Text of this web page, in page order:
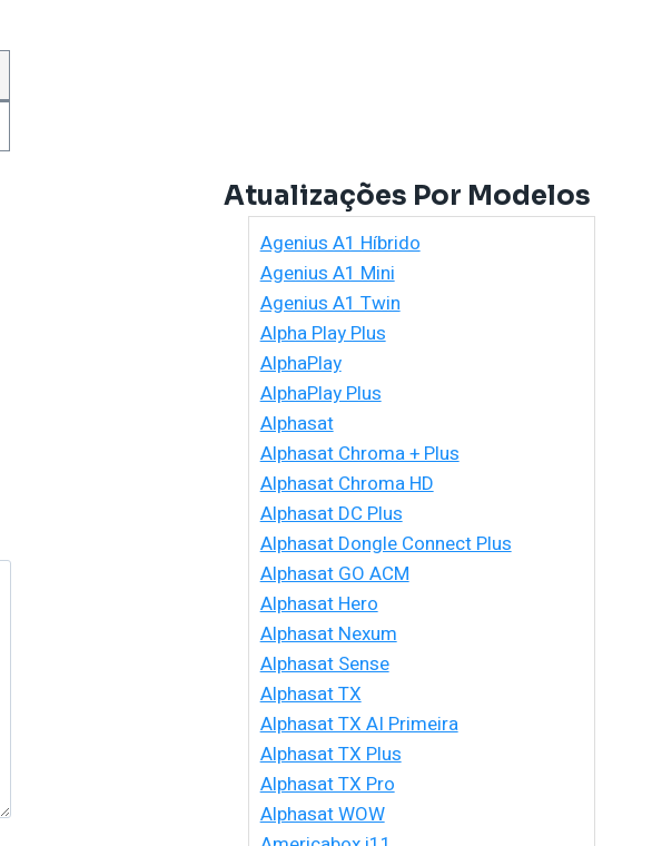
Atualizações Por Modelos
Agenius A1 Híbrido
Agenius A1 Mini
Agenius A1 Twin
Alpha Play Plus
AlphaPlay
AlphaPlay Plus
Alphasat
Alphasat Chroma + Plus
Alphasat Chroma HD
Alphasat DC Plus
Alphasat Dongle Connect Plus
Alphasat GO ACM
Alphasat Hero
Alphasat Nexum
Alphasat Sense
Alphasat TX
Alphasat TX AI Primeira
Alphasat TX Plus
Alphasat TX Pro
Alphasat WOW